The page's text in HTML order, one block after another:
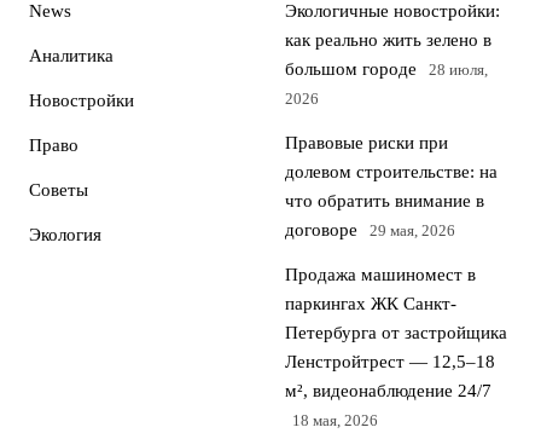
News
Аналитика
Новостройки
Право
Советы
Экология
Экологичные новостройки:
как реально жить зелено в
большом городе
28 июля,
2026
Правовые риски при
долевом строительстве: на
что обратить внимание в
договоре
29 мая, 2026
Продажа машиномест в
паркингах ЖК Санкт-
Петербурга от застройщика
Ленстройтрест — 12,5–18
м², видеонаблюдение 24/7
18 мая, 2026